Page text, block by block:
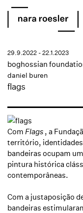
flags
daniel buren
boghossian
29.9.2022 - 22.1.2023
Com Flags , a
território,
bandeiras ocupam
pintura histórica
contemporâneas.
Com a justaposição
bandeiras